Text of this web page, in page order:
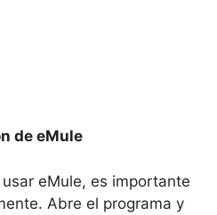
de eMule
eMule, es importante
Abre el programa y